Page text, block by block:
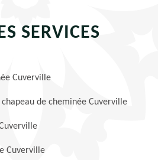
SERVICES
Cuverville
de cheminée Cuverville
Cuverville